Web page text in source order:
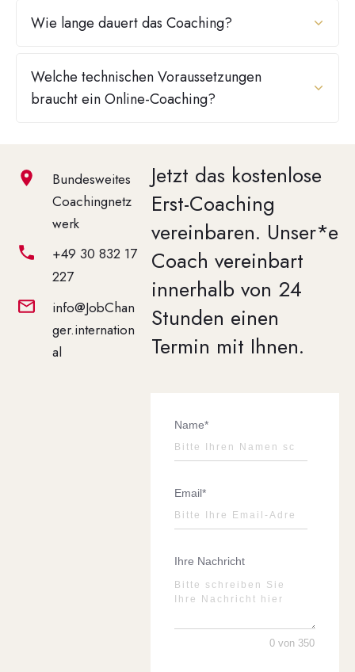
Wie lange dauert das Coaching?
Welche technischen Voraussetzungen
braucht ein Online-Coaching?
Bundesweites
Coachingnetz
werk
+49 30 832 17
227
info@JobChan
ger.internation
al
Jetzt das kostenlose
Erst-Coaching
vereinbaren. Unser*e
Coach vereinbart
innerhalb von 24
Stunden einen
Termin mit Ihnen.
Name*
Email*
Ihre Nachricht
0 von 350